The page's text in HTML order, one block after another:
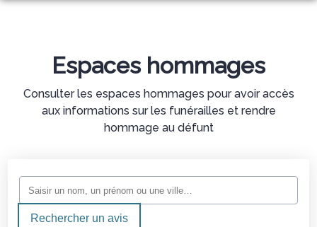
ORGANISER DES OBSÈQUES
PRÉVOIR SES OBSÈQUES
SERVICES AUX FAMILLES
NOS AGENCES
MONTFAUCON EN VELAY
POMPES FUNÈBRES GROUSSON – FLEURISTE
ESPACES HOMMAGES
Espaces hommages
Consulter les espaces hommages pour avoir accès
aux informations sur les funérailles et rendre
hommage au défunt
Rechercher un avis